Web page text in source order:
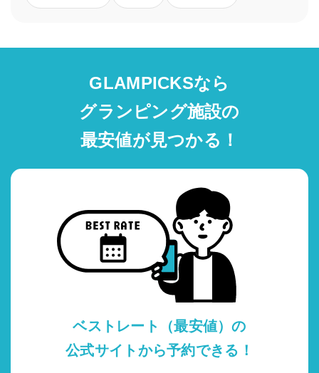
GLAMPICKSなら
グランピング施設の
最安値が見つかる！
ベストレート（最安値）の
公式サイトから予約できる！